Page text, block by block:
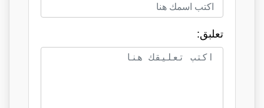
تعلبق: